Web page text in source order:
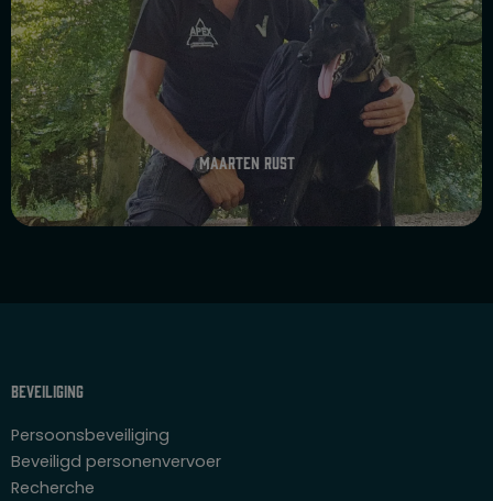
Maarten Rust
Beveiliging
Persoonsbeveiliging
Beveiligd personenvervoer
Recherche